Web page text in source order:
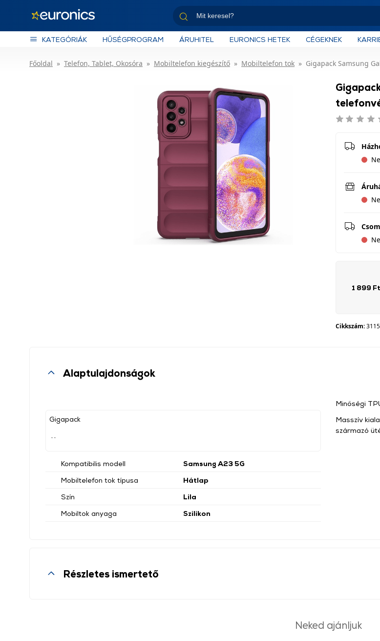
KATEGÓRIÁK HŰSÉGPROGRAM ÁRUHITEL EURONICS HETEK CÉGEKNEK
Főoldal Telefon, Tablet, Okosóra Mobiltelefon kiegészítő Mobiltelefon tok Gigapack Samsung
1 899 Ft
Cikkszám:
Alaptulajdonságok
Gigapack
Kompatibilis modell
Samsung A23 5G
Mobiltelefon tok típusa
Hátlap
Szín
Lila
Mobiltok anyaga
Szilikon
Minőségi
Masszív
származó
Részletes ismertető
Neked ajánljuk